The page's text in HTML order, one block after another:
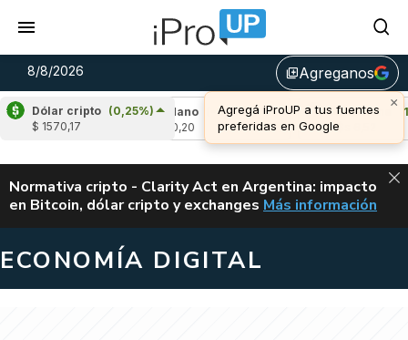
8/8/2026 library_addAgreganos
Dólar cripto (0,25%)
$ 1570,17
Cardano
(-0,44%)
Avalanche (1,90%)
u$s 6,52
ALERTA
Normativa cripto - Clarity Act en Argentina: impacto
en Bitcoin, dólar cripto y exchanges CLARITY ACT EN
Más información
ECONOMÍA DIGITAL